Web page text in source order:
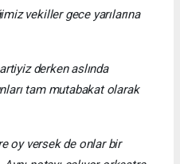
vekiller gece yarılarına
derken aslında
tam mutabakat olarak
oy versek de onlar bir